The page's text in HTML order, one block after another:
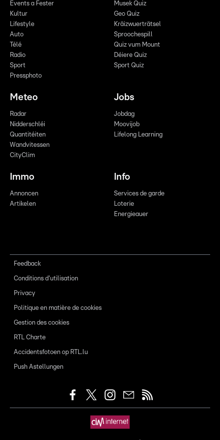
Events a Fester
Kultur
Lifestyle
Auto
Télé
Radio
Sport
Pressphoto
Musek Quiz
Geo Quiz
Kräizwuerträtsel
Sproochespill
Quiz vum Mount
Déiere Quiz
Sport Quiz
Meteo
Radar
Nidderschléi
Quantitéiten
Wandvitessen
CityClim
Jobs
Jobdag
Moovijob
Lifelong Learning
Immo
Annoncen
Artikelen
Info
Services de garde
Loterie
Energieauer
Feedback
Conditions d'utilisation
Privacy
Politique en matière de cookies
Gestion des cookies
RTL Charte
Accidentsfotoen op RTL.lu
Push Astellungen